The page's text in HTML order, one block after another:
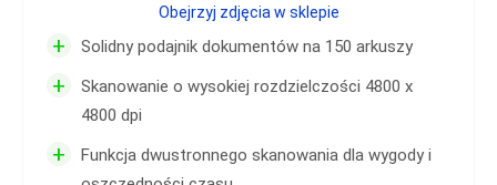
+ Solidny podajnik dokumentów na 150 arkuszy
+
Skanowanie o wysokiej rozdzielczości 4800 x
4800 dpi
+
Funkcja dwustronnego skanowania dla wygody i
Obejrzyj zdjęcia w sklepie